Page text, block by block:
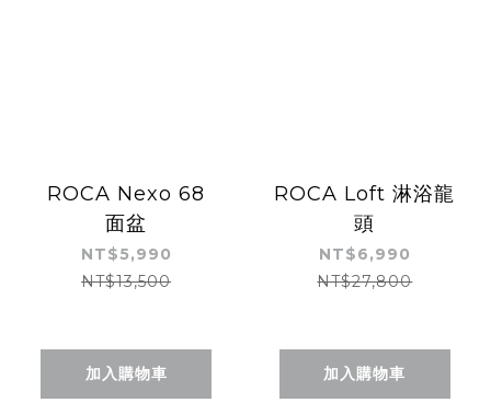
ROCA Nexo 68
面盆
NT$5,990
NT$13,500
加入購物車
ROCA Loft 淋浴龍
頭
NT$6,990
NT$27,800
加入購物車